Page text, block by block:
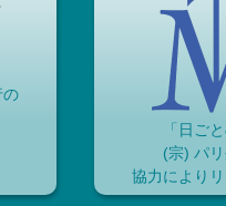
の
「日ご
(宗) パ
協力により